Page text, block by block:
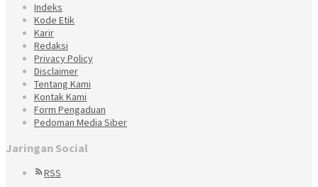
Indeks
Kode Etik
Karir
Redaksi
Privacy Policy
Disclaimer
Tentang Kami
Kontak Kami
Form Pengaduan
Pedoman Media Siber
Jaringan Social
RSS